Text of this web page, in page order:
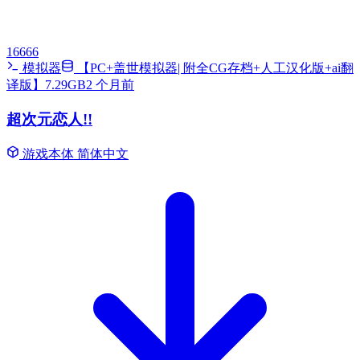
16666
模拟器
【PC+盖世模拟器| 附全CG存档+人工汉化版+ai翻
译版】7.29GB2 个月前
超次元恋人!!
游戏本体 简体中文